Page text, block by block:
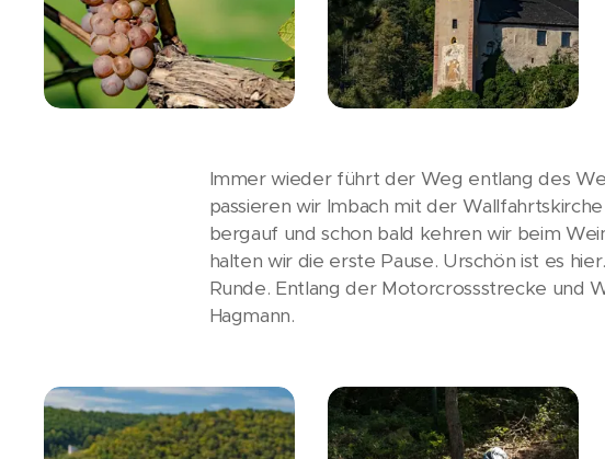
Immer wieder führt der Weg entlang des
passieren wir Imbach mit der
bergauf und schon bald kehren wir beim
halten wir die erste Pause. Urschön ist es
Runde. Entlang der Motorcrossstrecke und
Hagmann.